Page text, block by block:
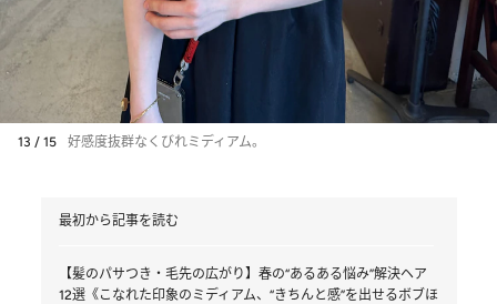
13 / 15 好感度抜群なくびれミディアム。
最初から記事を読む
【髪のパサつき・毛先の広がり】春の“あるある悩み”解決ヘア
12選《こなれた印象のミディアム、“きちんと感”を出せるボブほ